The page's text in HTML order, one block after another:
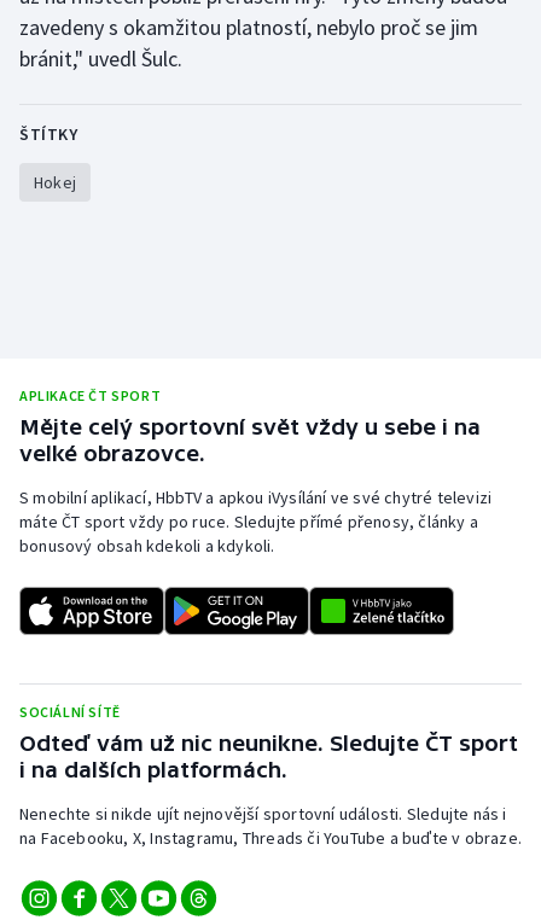
Vodní slalom
zavedeny s okamžitou platností, nebylo proč se jim
bránit," uvedl Šulc.
ŠTÍTKY
Hokej
APLIKACE ČT SPORT
Mějte celý sportovní svět vždy u sebe i na
velké obrazovce.
S mobilní aplikací, HbbTV a apkou iVysílání ve své chytré televizi
máte ČT sport vždy po ruce. Sledujte přímé přenosy, články a
bonusový obsah kdekoli a kdykoli.
SOCIÁLNÍ SÍTĚ
Odteď vám už nic neunikne. Sledujte ČT sport
i na dalších platformách.
Nenechte si nikde ujít nejnovější sportovní události. Sledujte nás i
na Facebooku, X, Instagramu, Threads či YouTube a buďte v obraze.